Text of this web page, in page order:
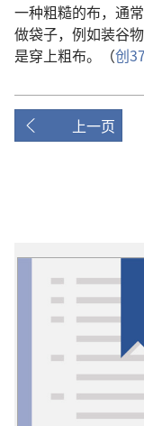
一种粗糙的布， 通常
做袋子， 例如装谷物
是穿上粗布。（创
上一页